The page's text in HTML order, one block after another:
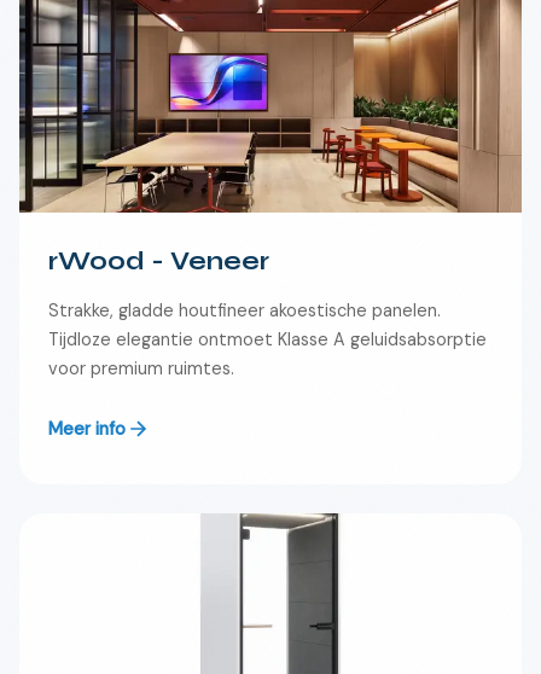
rWood - Veneer
Strakke, gladde houtfineer akoestische panelen.
Tijdloze elegantie ontmoet Klasse A geluidsabsorptie
voor premium ruimtes.
Meer info